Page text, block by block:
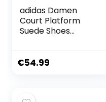
adidas Damen
Court Platform
Suede Shoes
€54.99